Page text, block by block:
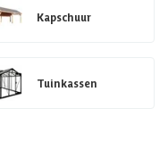
Kapschuur
Tuinkassen